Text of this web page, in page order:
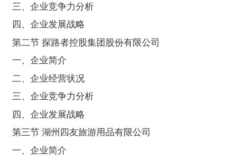
三、企业竞争力分析
四、企业发展战略
第二节 探路者控股集团股份有限公司
一、企业简介
二、企业经营状况
三、企业竞争力分析
四、企业发展战略
第三节 湖州四友旅游用品有限公司
一、企业简介